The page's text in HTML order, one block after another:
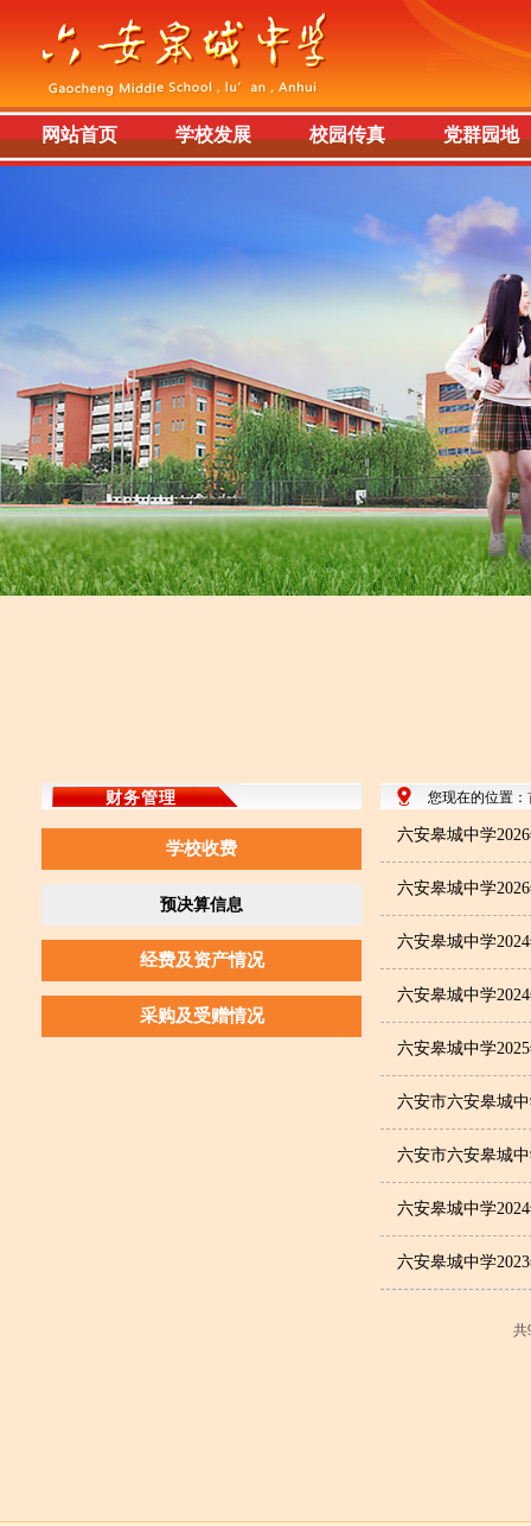
网站首页 学校发展 校园传真 党群园地
财务管理
学校收费
预决算信息
经费及资产情况
采购及受赠情况
您现在的位置：
六安皋城中学
六安皋城中学
六安皋城中学
六安皋城中学
六安皋城中学
六安市六安皋城
六安市六安皋城
六安皋城中学
六安皋城中学
共